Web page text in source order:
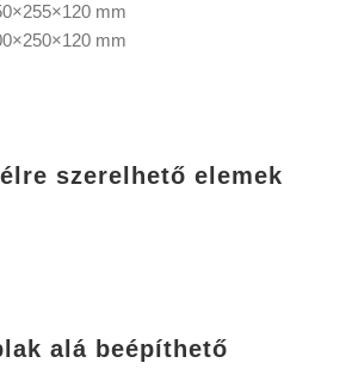
mm
mm
szerelhető elemek
alá beépíthető